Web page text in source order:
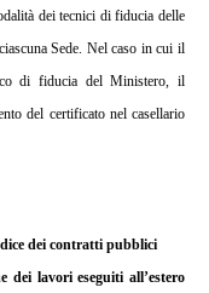
dei tecnici di fiducia delle
Sede. Nel caso in cui il
di fiducia del Ministero, il
del certificato nel casellario
dei contratti pubblici
lavori eseguiti all’estero